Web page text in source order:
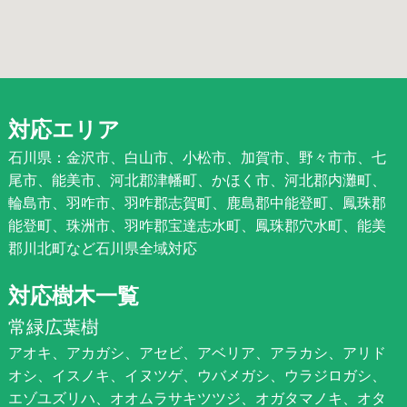
対応エリア
石川県：金沢市、白山市、小松市、加賀市、野々市市、七
尾市、能美市、河北郡津幡町、かほく市、河北郡内灘町、
輪島市、羽咋市、羽咋郡志賀町、鹿島郡中能登町、鳳珠郡
能登町、珠洲市、羽咋郡宝達志水町、鳳珠郡穴水町、能美
郡川北町など石川県全域対応
対応樹木一覧
常緑広葉樹
アオキ、アカガシ、アセビ、アベリア、アラカシ、アリド
オシ、イスノキ、イヌツゲ、ウバメガシ、ウラジロガシ、
エゾユズリハ、オオムラサキツツジ、オガタマノキ、オタ